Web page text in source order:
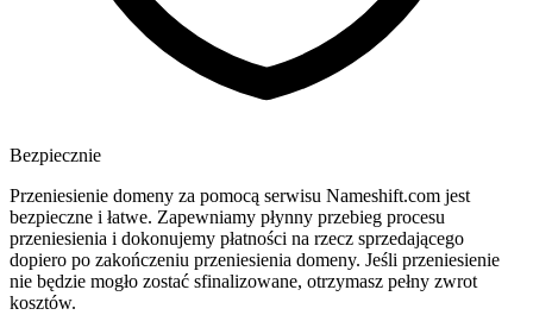
Bezpiecznie
Przeniesienie domeny za pomocą serwisu Nameshift.com jest
bezpieczne i łatwe. Zapewniamy płynny przebieg procesu
przeniesienia i dokonujemy płatności na rzecz sprzedającego
dopiero po zakończeniu przeniesienia domeny. Jeśli przeniesienie
nie będzie mogło zostać sfinalizowane, otrzymasz pełny zwrot
kosztów.